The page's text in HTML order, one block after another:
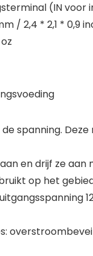
(IN voor
/ 2,4 * 2,1 * 0,9
spanning.
en drijf ze
op het